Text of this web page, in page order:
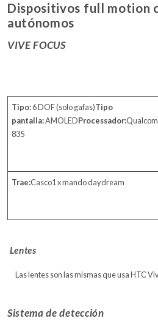
Dispositivos full motion
autónomos
VIVE FOCUS
Tipo:6 DOF (solo gafas)Tipo
pantalla:AMOLEDProcessador:
835
Trae:Casco1 x mando daydream
Lentes
Las lentes son las mismas que usa HTC
Sistema de detección